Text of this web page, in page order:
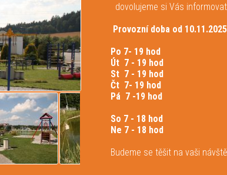
dovolujeme si Vás
Provozní doba od
Po 7- 19 hod
Út 7 - 19 hod
St 7 - 19 hod
Čt 7- 19 hod
Pá 7 -19 hod
So 7 - 18 hod
Ne 7 - 18 hod
Budeme se těšit na vaši